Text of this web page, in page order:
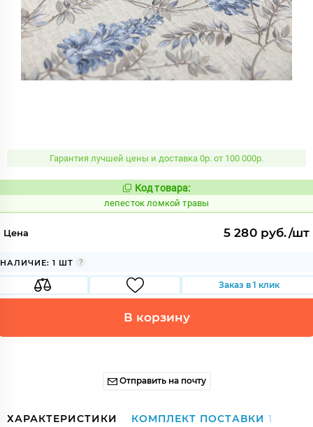
Гарантия лучшей цены и доставка 0р. от 100 000р.
Код:
865482
Код товара:
лепесток ломкой травы
Цена 5 280 руб./шт
НАЛИЧИЕ: 1 ШТ
Заказ в 1 клик
В корзину
Отправить на почту
ХАРАКТЕРИСТИКИ КОМПЛЕКТ ПОСТАВКИ 1